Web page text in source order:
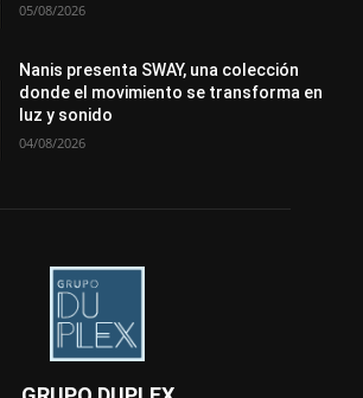
05/08/2026
Nanis presenta SWAY, una colección
donde el movimiento se transforma en
luz y sonido
04/08/2026